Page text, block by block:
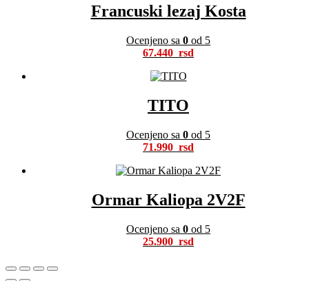
Francuski lezaj Kosta
Ocenjeno sa 0 od 5
67.440
TITO
Ocenjeno sa 0 od 5
71.990
Ormar Kaliopa 2V2F
Ocenjeno sa 0 od 5
25.900